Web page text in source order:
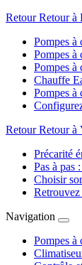
Retour Retour à
Pompes à
Pompes à
Pompes à
Chauffe
Pompes à
Retour Retour à
Précarité
Pas à pas
Choisir
Navigation
Pompes à